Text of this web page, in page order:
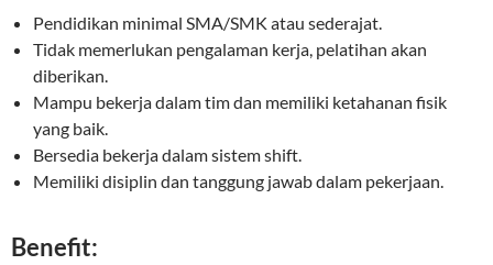
Pendidikan minimal SMA/SMK atau sederajat.
Tidak memerlukan pengalaman kerja, pelatihan akan
diberikan.
Mampu bekerja dalam tim dan memiliki ketahanan fisik
yang baik.
Bersedia bekerja dalam sistem shift.
Memiliki disiplin dan tanggung jawab dalam pekerjaan.
Benefit: